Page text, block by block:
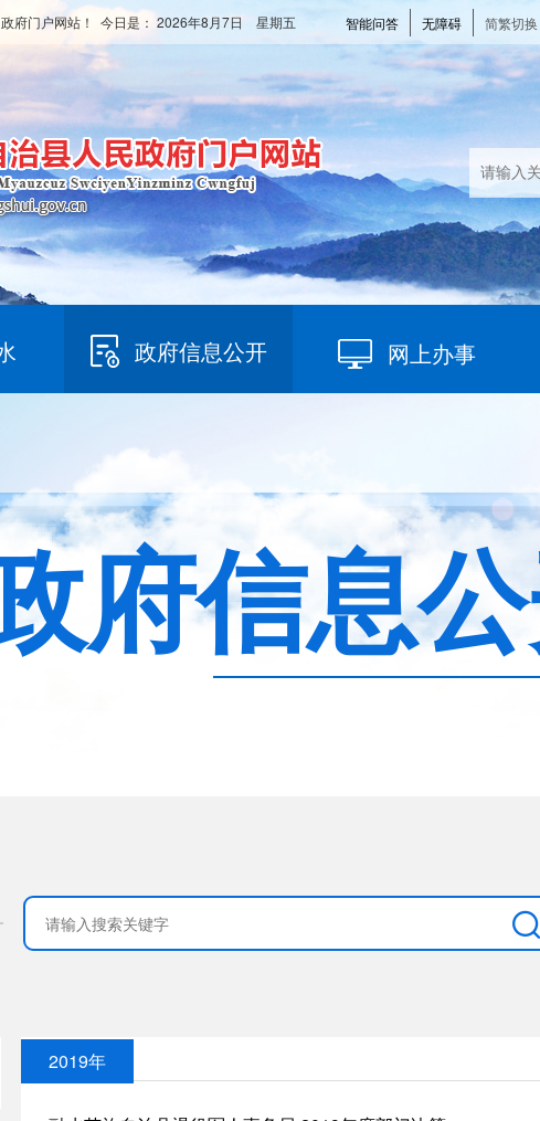
智能问答 无障碍 简繁切换
府门户网站！ 今日是： 2026年8月7日 星期五
政府信息公开 网上办事
府信息